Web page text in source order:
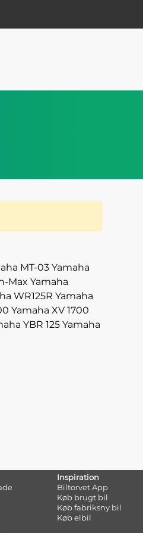
MT-03 Yamaha
Max Yamaha
WR125R Yamaha
Yamaha XV 1700
YBR 125 Yamaha
Inspiration
Biltorvet App
Køb brugt bil
Køb fabriksny bil
Køb elbil